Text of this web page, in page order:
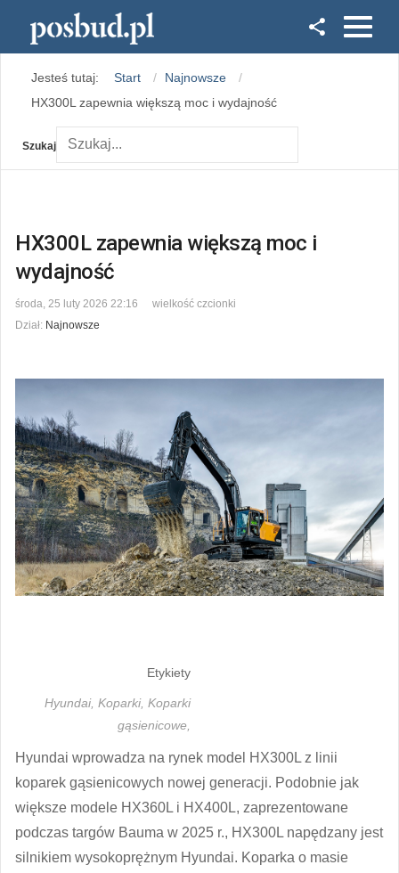
Instagram
Jesteś tutaj: Start
Najnowsze
HX300L zapewnia większą moc i wydajność
Szukaj
HX300L zapewnia większą moc i
wydajność
środa, 25 luty 2026 22:16
wielkość czcionki
Dział: Najnowsze
Etykiety
Hyundai, Koparki, Koparki
gąsienicowe,
Hyundai wprowadza na rynek model HX300L z linii
koparek gąsienicowych nowej generacji. Podobnie jak
większe modele HX360L i HX400L, zaprezentowane
podczas targów Bauma w 2025 r., HX300L napędzany jest
silnikiem wysokoprężnym Hyundai. Koparka o masie